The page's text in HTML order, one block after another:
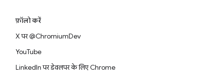
फ़ॉलो करें
X पर @ChromiumDev
YouTube
LinkedIn पर डेवलपर के लिए Chrome